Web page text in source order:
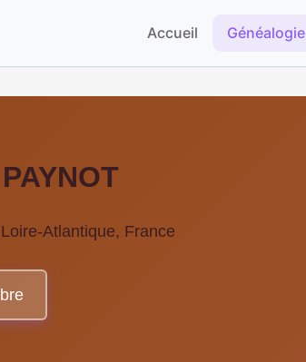
Accueil Généalogie
Atlantique, France